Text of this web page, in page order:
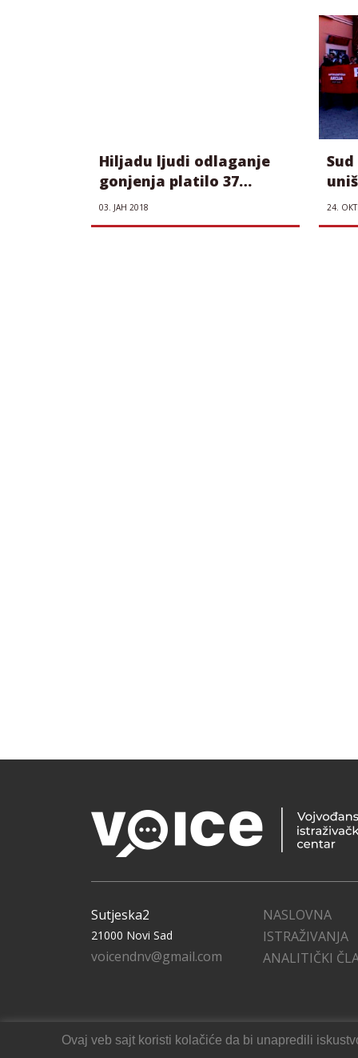
Hiljadu ljudi odlaganje
gonjenja platilo 37
miliona
03. ЈАН 2018 24.
Sutjeska2
21000 Novi Sad
voicendnv@gmail.com
NASLOVNA
ISTRAŽIVANJA
ANALITIČKI
Ovaj veb sajt koristi kolačiće da bi unapredili